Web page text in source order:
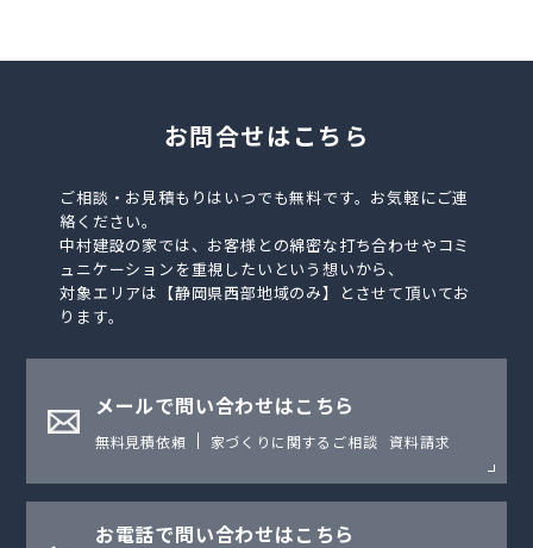
お問合せはこちら
ご相談・お見積もりはいつでも無料です。お気軽にご連
絡ください。
中村建設の家では、お客様との綿密な打ち合わせやコミ
ュニケーションを重視したいという想いから、
対象エリアは【静岡県西部地域のみ】とさせて頂いてお
ります。
メールで問い合わせはこちら
無料見積依頼 家づくりに関するご相談 資料請求
お電話で問い合わせはこちら